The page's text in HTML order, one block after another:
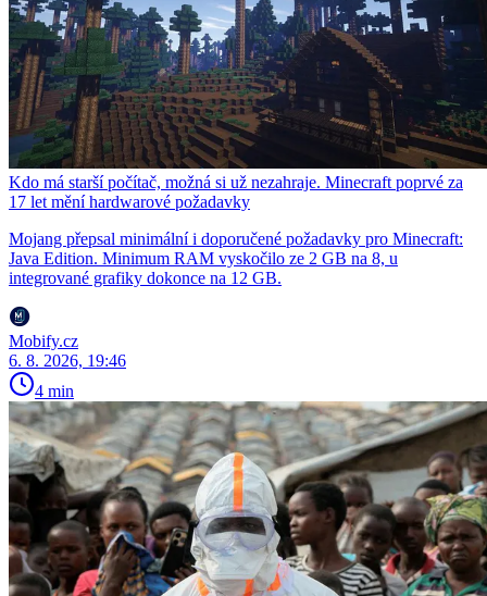
Kdo má starší počítač, možná si už nezahraje. Minecraft poprvé za
17 let mění hardwarové požadavky
Mojang přepsal minimální i doporučené požadavky pro Minecraft:
Java Edition. Minimum RAM vyskočilo ze 2 GB na 8, u
integrované grafiky dokonce na 12 GB.
Mobify.cz
6. 8. 2026, 19:46
4 min